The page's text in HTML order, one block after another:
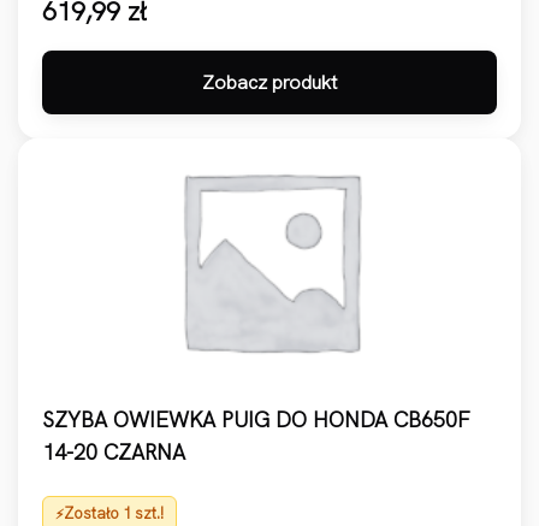
619,99 zł
Zobacz produkt
SZYBA OWIEWKA PUIG DO HONDA CB650F
14-20 CZARNA
Zostało 1 szt.!